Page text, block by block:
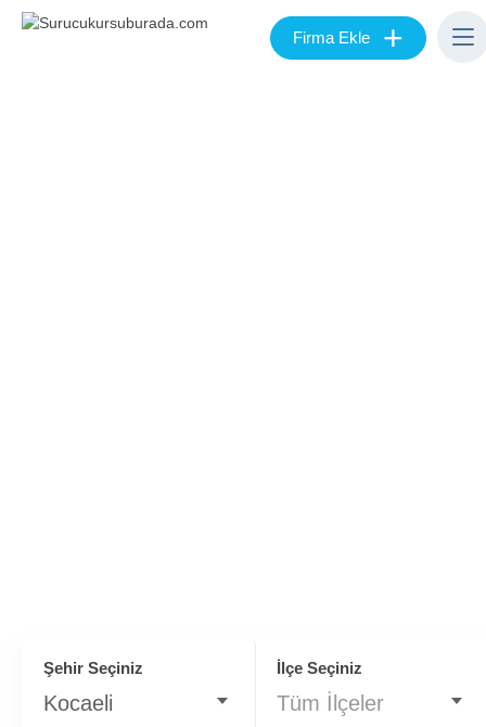
Firma Ekle +
Şehir Seçiniz
Kocaeli
İlçe Seçiniz
Tüm İlçeler